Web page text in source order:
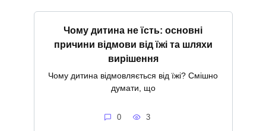
Чому дитина не їсть: основні
причини відмови від їжі та шляхи
вирішення
Чому дитина відмовляється від їжі? Смішно
думати, що
0 3